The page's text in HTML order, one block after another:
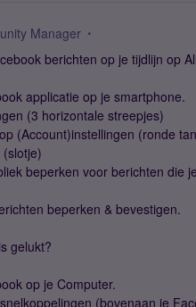
Manager
berichten op je tijdlijn op
applicatie op je smartphone.
(3 horizontale streepjes)
(Account)instellingen (ronde
beperken voor berichten
beperken & bevestigen.
gelukt?
op je Computer.
(bovenaan je